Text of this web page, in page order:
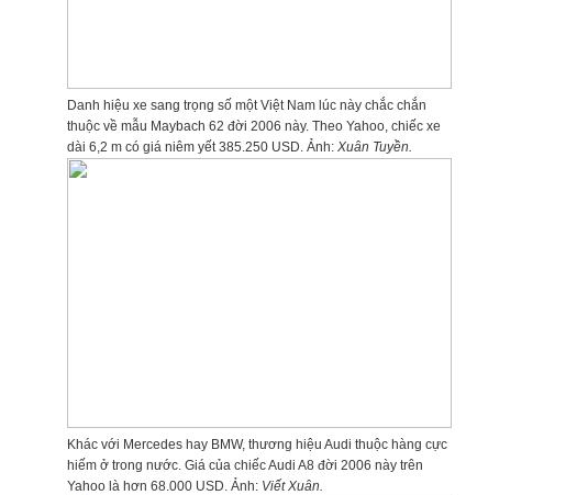
Danh hiệu xe sang trọng số một Việt Nam lúc này chắc chắn
thuộc về mẫu Maybach 62 đời 2006 này. Theo Yahoo, chiếc xe
dài 6,2 m có giá niêm yết 385.250 USD. Ảnh: Xuân Tuyền.
Khác với Mercedes hay BMW, thương hiệu Audi thuộc hàng cực
hiếm ở trong nước. Giá của chiếc Audi A8 đời 2006 này trên
Yahoo là hơn 68.000 USD. Ảnh: Viết Xuân.